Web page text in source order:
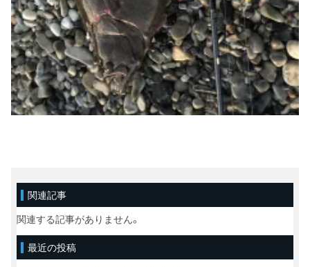
関連記事
関連する記事がありません。
最近の投稿